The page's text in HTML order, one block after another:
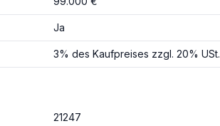
Ja
3% des Kaufpreises zzgl. 20% USt.
21247